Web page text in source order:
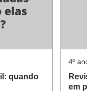
quando
4º ano •
em